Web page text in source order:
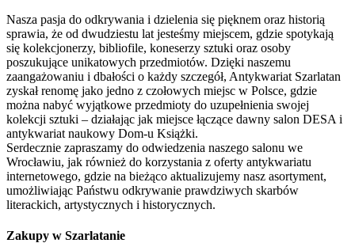
Nasza pasja do odkrywania i dzielenia się pięknem oraz historią
sprawia, że od dwudziestu lat jesteśmy miejscem, gdzie spotykają
się kolekcjonerzy, bibliofile, koneserzy sztuki oraz osoby
poszukujące unikatowych przedmiotów. Dzięki naszemu
zaangażowaniu i dbałości o każdy szczegół, Antykwariat Szarlatan
zyskał renomę jako jedno z czołowych miejsc w Polsce, gdzie
można nabyć wyjątkowe przedmioty do uzupełnienia swojej
kolekcji sztuki – działając jak miejsce łączące dawny salon DESA i
antykwariat naukowy Dom-u Książki.
Serdecznie zapraszamy do odwiedzenia naszego salonu we
Wrocławiu, jak również do korzystania z oferty antykwariatu
internetowego, gdzie na bieżąco aktualizujemy nasz asortyment,
umożliwiając Państwu odkrywanie prawdziwych skarbów
literackich, artystycznych i historycznych.
Zakupy w Szarlatanie